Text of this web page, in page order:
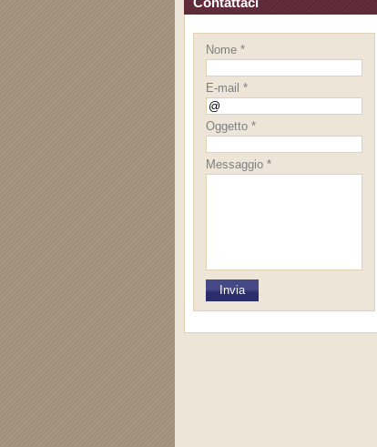
Nome *
E-mail *
Oggetto *
Messaggio *